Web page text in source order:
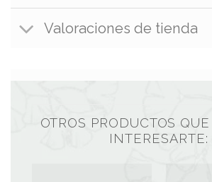
Valoraciones de tienda
OTROS PRODUCTOS
INTERESARTE: